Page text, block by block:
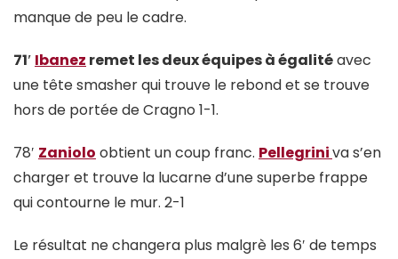
manque de peu le cadre.
71′ Ibanez remet les deux équipes à égalitéavec
une tête smasher qui trouve le rebond et se trouve
hors de portée de Cragno 1-1.
78′ Zaniolo obtient un coup franc. Pellegriniva s’en
charger et trouve la lucarne d’une superbe frappe
qui contourne le mur. 2-1
Le résultat ne changera plus malgrè les 6′ de temps